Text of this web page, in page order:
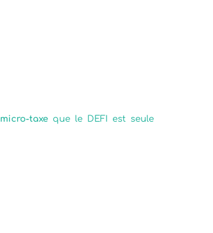
micro-taxe que le DEFI est seule